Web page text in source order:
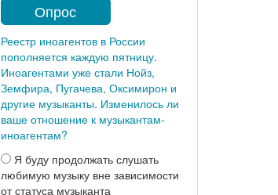
Опрос
Реестр иноагентов в России
пополняется каждую пятницу.
Иноагентами уже стали Нойз,
Земфира, Пугачева, Оксимирон и
другие музыканты. Изменилось ли
ваше отношение к музыкантам-
иноагентам?
Я буду продолжать слушать
любимую музыку вне зависимости
от статуса музыканта